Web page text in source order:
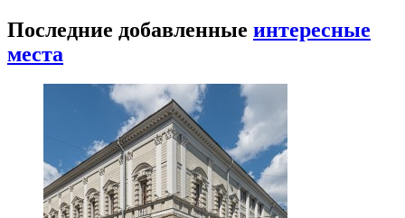
Последние добавленные интересные
места